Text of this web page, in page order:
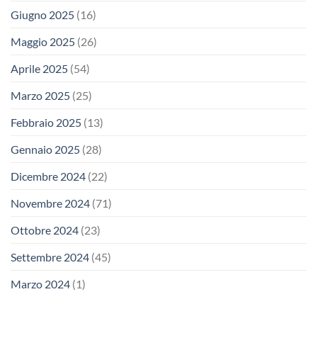
Giugno 2025 (16)
Maggio 2025 (26)
Aprile 2025 (54)
Marzo 2025 (25)
Febbraio 2025 (13)
Gennaio 2025 (28)
Dicembre 2024 (22)
Novembre 2024 (71)
Ottobre 2024 (23)
Settembre 2024 (45)
Marzo 2024 (1)